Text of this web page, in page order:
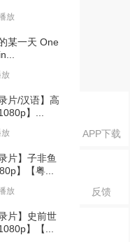
APP下载
反馈
放
某一天 One
录片/汉语】高
】...
片】子非鱼
】【粤...
放
录片】史前世
】【...